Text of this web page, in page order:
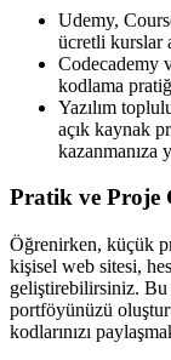
Udemy,
ücretli kurslar
Codecademy
kodlama
Yazılım
açık kaynak
kazanmanıza
Pratik ve Proje
Öğrenirken, küçük
kişisel web sitesi,
geliştirebilirsiniz.
portföyünüzü
kodlarınızı